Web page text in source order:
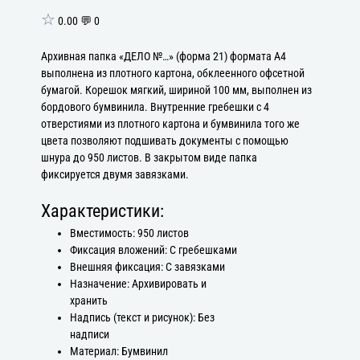
☆ 0.00 💬 0
Архивная папка «ДЕЛО №…» (форма 21) формата А4
выполнена из плотного картона, обклеенного офсетной
бумагой. Корешок мягкий, шириной 100 мм, выполнен из
бордового бумвинила. Внутренние гребешки с 4
отверстиями из плотного картона и бумвинила того же
цвета позволяют подшивать документы с помощью
шнура до 950 листов. В закрытом виде папка
фиксируется двумя завязками.
Характеристики:
Вместимость: 950 листов
Фиксация вложений: С гребешками
Внешняя фиксация: С завязками
Назначение: Архивировать и
хранить
Надпись (текст и рисунок): Без
надписи
Материал: Бумвинил